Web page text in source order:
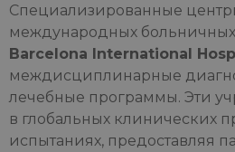
Специализированные
международных больничных
Barcelona International
междисциплинарные
лечебные программы. Эти
в глобальных клинических
испытаниях, предоставляя